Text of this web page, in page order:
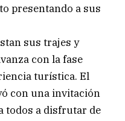
presentando a sus
sus trajes y
con la fase
turística. El
con una invitación
todos a disfrutar de